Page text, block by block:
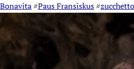
Bonavita#Paus Fransiskus#